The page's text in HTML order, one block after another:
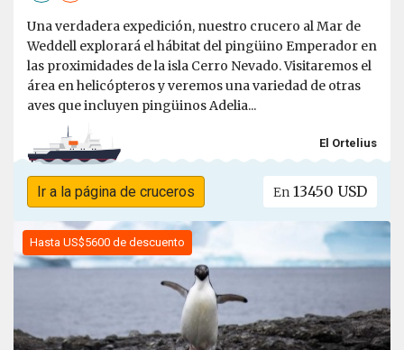
Una verdadera expedición, nuestro crucero al Mar de
Weddell explorará el hábitat del pingüino Emperador en
las proximidades de la isla Cerro Nevado. Visitaremos el
área en helicópteros y veremos una variedad de otras
aves que incluyen pingüinos Adelia...
El Ortelius
Ir a la página de cruceros En 13450 USD
Hasta US$5600 de descuento